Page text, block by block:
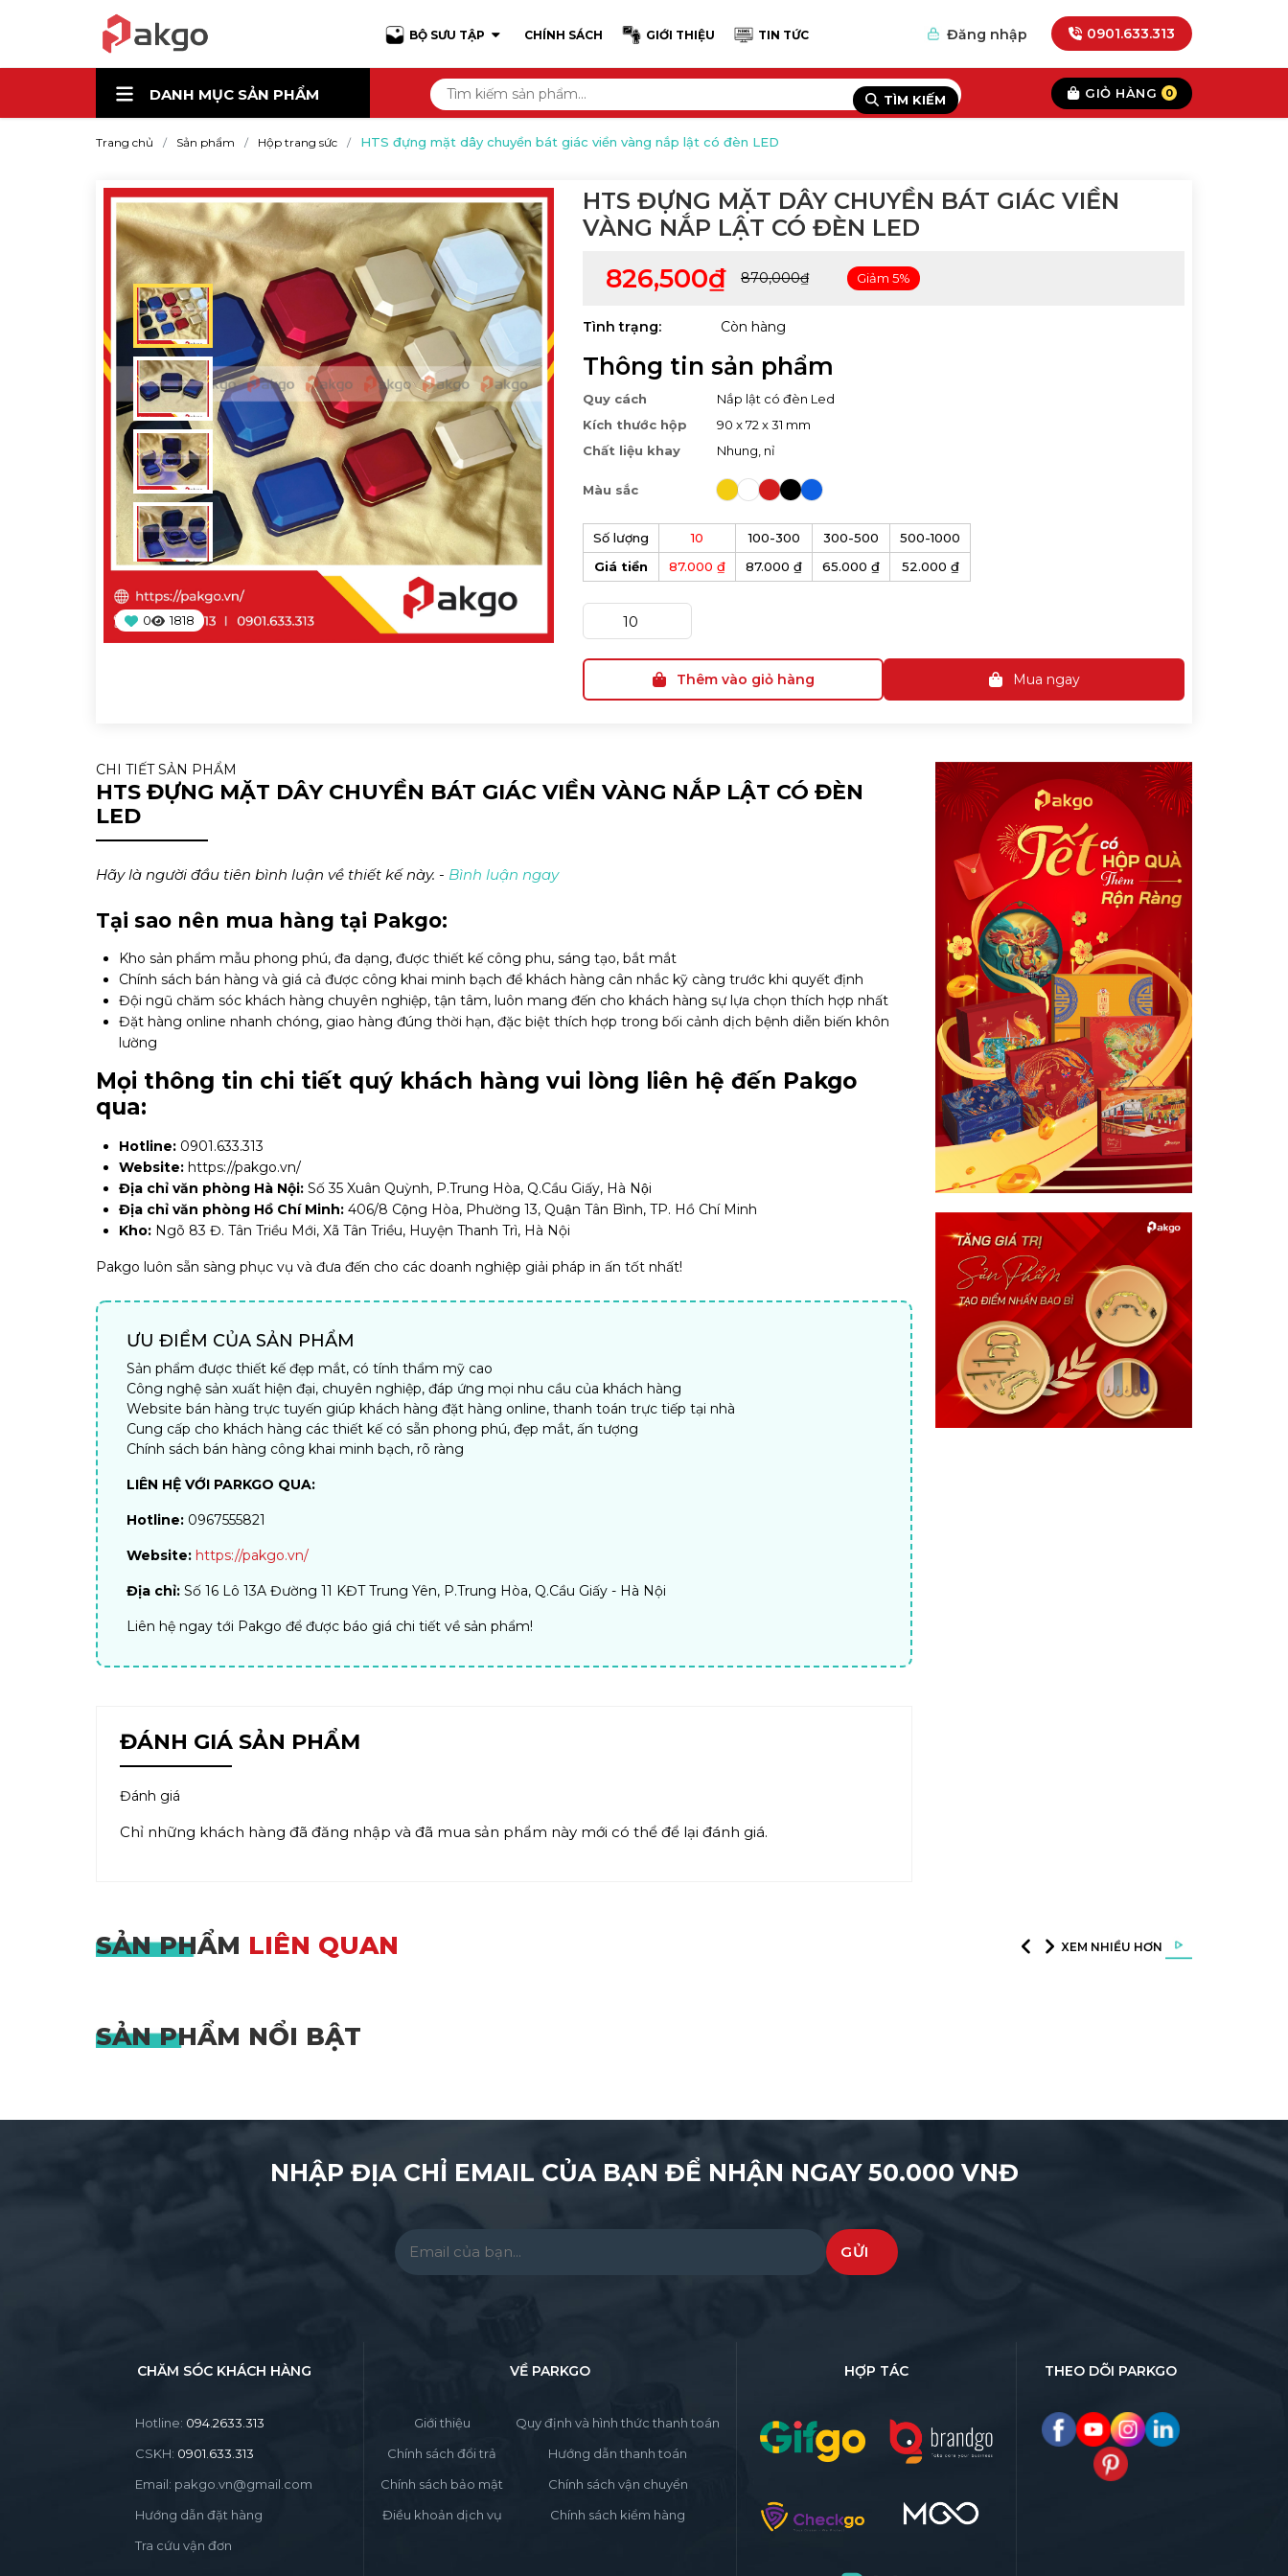
BỘ SƯU TẬP CHÍNH SÁCH GIỚI THIỆU TIN TỨC Đăng nhập 0901.633.313
DANH MỤC SẢN PHẨM TÌM KIẾM GIỎ HÀNG 0
Trang chủ Sản phẩm Hộp trang sức HTS đựng mặt dây chuyền bát giác viền vàng nắp lật có đèn LED
0 1818
HTS ĐỰNG MẶT DÂY CHUYỀN BÁT GIÁC VIỀN
VÀNG NẮP LẬT CÓ ĐÈN LED
826,500₫ 870,000₫ Giảm 5%
Tình trạng: Còn hàng
Thông tin sản phẩm
Quy cách
Nắp lật có đèn Led
Kích thước hộp
90 x 72 x 31 mm
Chất liệu khay
Nhung, nỉ
Màu sắc
Số lượng 10 100-300 300-500
500-1000
Giá tiền
87.000 ₫ 87.000 ₫ 65.000 ₫ 52.000 ₫
Thêm vào giỏ hàng Mua ngay
CHI TIẾT SẢN PHẨM
HTS ĐỰNG MẶT DÂY CHUYỀN BÁT GIÁC VIỀN VÀNG NẮP LẬT CÓ ĐÈN
LED
Hãy là người đầu tiên bình luận về thiết kế này. - Bình luận ngay
Tại sao nên mua hàng tại Pakgo:
Kho sản phẩm mẫu phong phú, đa dạng, được thiết kế công phu, sáng tạo, bắt mắt
Chính sách bán hàng và giá cả được công khai minh bạch để khách hàng cân nhắc kỹ càng trước khi quyết định
Đội ngũ chăm sóc khách hàng chuyên nghiệp, tận tâm, luôn mang đến cho khách hàng sự lựa chọn thích hợp nhất
Đặt hàng online nhanh chóng, giao hàng đúng thời hạn, đặc biệt thích hợp trong bối cảnh dịch bệnh diễn biến khôn
lường
Mọi thông tin chi tiết quý khách hàng vui lòng liên hệ đến Pakgo
qua:
Hotline: 0901.633.313
Website: https://pakgo.vn/
Địa chỉ văn phòng Hà Nội: Số 35 Xuân Quỳnh, P.Trung Hòa, Q.Cầu Giấy, Hà Nội
Địa chỉ văn phòng Hồ Chí Minh: 406/8 Cộng Hòa, Phường 13, Quận Tân Bình, TP. Hồ Chí Minh
Kho: Ngõ 83 Đ. Tân Triều Mới, Xã Tân Triều, Huyện Thanh Trì, Hà Nội
Pakgo luôn sẵn sàng phục vụ và đưa đến cho các doanh nghiệp giải pháp in ấn tốt nhất!
ƯU ĐIỂM CỦA SẢN PHẨM
Sản phẩm được thiết kế đẹp mắt, có tính thẩm mỹ cao
Công nghệ sản xuất hiện đại, chuyên nghiệp, đáp ứng mọi nhu cầu của khách hàng
Website bán hàng trực tuyến giúp khách hàng đặt hàng online, thanh toán trực tiếp tại nhà
Cung cấp cho khách hàng các thiết kế có sẵn phong phú, đẹp mắt, ấn tượng
Chính sách bán hàng công khai minh bạch, rõ ràng
LIÊN HỆ VỚI PARKGO QUA:
Hotline: 0967555821
Website: https://pakgo.vn/
Địa chỉ: Số 16 Lô 13A Đường 11 KĐT Trung Yên, P.Trung Hòa, Q.Cầu Giấy - Hà Nội
Liên hệ ngay tới Pakgo để được báo giá chi tiết về sản phẩm!
ĐÁNH GIÁ SẢN PHẨM
Đánh giá
Chỉ những khách hàng đã đăng nhập và đã mua sản phẩm này mới có thể để lại đánh giá.
SẢN PHẨM LIÊN QUAN XEM NHIỀU HƠN
SẢN PHẨM NỔI BẬT
NHẬP ĐỊA CHỈ EMAIL CỦA BẠN ĐỂ NHẬN NGAY 50.000 VNĐ
Please leave this field empty.
CHĂM SÓC KHÁCH HÀNG
Hotline: 094.2633.313
CSKH: 0901.633.313
Email: pakgo.vn@gmail.com
Hướng dẫn đặt hàng
Tra cứu vận đơn
VỀ PARKGO
Giới thiệu
Chính sách đổi trả
Chính sách bảo mật
Điều khoản dịch vụ
Quy định và hình thức thanh toán
Hướng dẫn thanh toán
Chính sách vận chuyển
Chính sách kiểm hàng
HỢP TÁC THEO DÕI PARKGO